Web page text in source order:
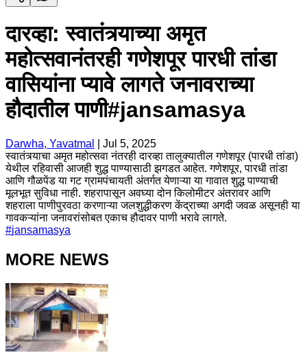
दारव्हा: स्वातंत्र्याच्या अमृत
महोत्सवानंतरही गणेशपूर पारधी तांडा
वासियांना प्यावे लागते जनावराच्या
हौदातील पाणी#jansamasya
Darwha, Yavatmal
Jul 5, 2025
स्वातंत्र्याचा अमृत महोत्सवा नंतरही दारव्हा तालुक्यातील गणेशपूर (पारधी तांडा)
येथील रहिवासी आजही शुद्ध पाण्यासाठी झगडत आहेत. गणेशपूर, पारधी तांडा
आणि गौळपेंड या गट ग्रामपंचायती अंतर्गत येणाऱ्या या गावात शुद्ध पाण्याची
मूलभूत सुविधा नाही. शहरापासून अवघ्या दोन किलोमीटर अंतरावर आणि
शहराला पाणीपुरवठा करणाऱ्या जलशुद्धीकरण केंद्राच्या अगदी जवळ असूनही या
गावकऱ्यांना जनावरांसोबत एकाच हौदावर पाणी भरावे लागते.
#jansamasya
MORE NEWS